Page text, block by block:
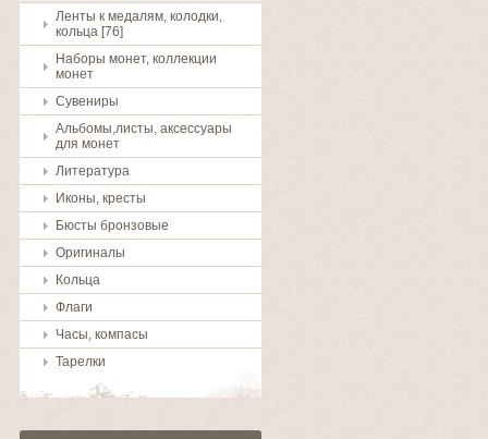
Ленты к медалям, колодки,
кольца [76]
Наборы монет, коллекции
монет
Сувениры
Альбомы,листы, аксессуары
для монет
Литература
Иконы, кресты
Бюсты бронзовые
Оригиналы
Кольца
Флаги
Часы, компасы
Тарелки